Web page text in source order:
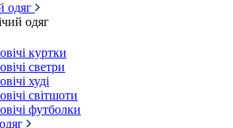
одяг
одяг
куртки
светри
худі
світшоти
футболки